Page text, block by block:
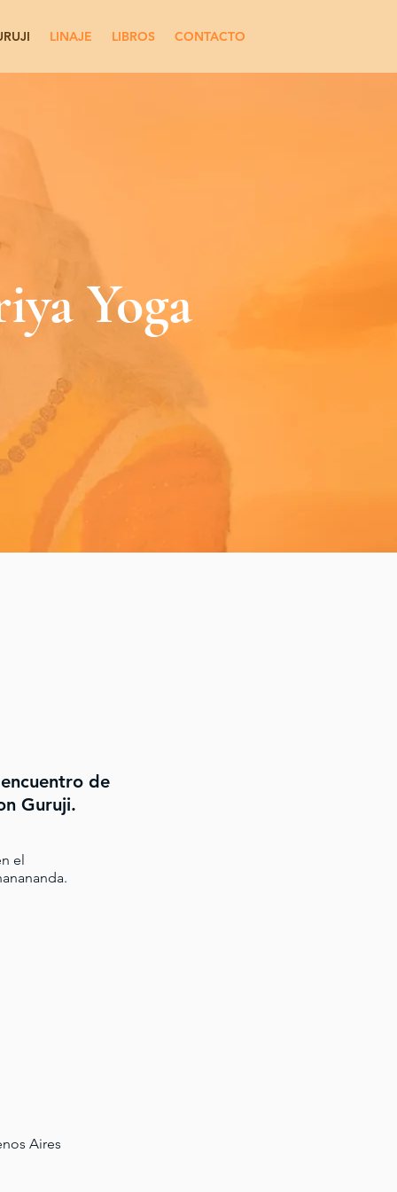
LINAJE LIBROS CONTACTO
Yoga
de
Guruji.
el
Aires